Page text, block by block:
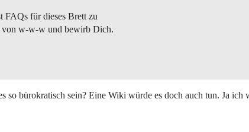
FAQs für dieses Brett zu
von w-w-w und bewirb Dich.
so bürokratisch sein? Eine Wiki würde es doch auch tun. Ja ich